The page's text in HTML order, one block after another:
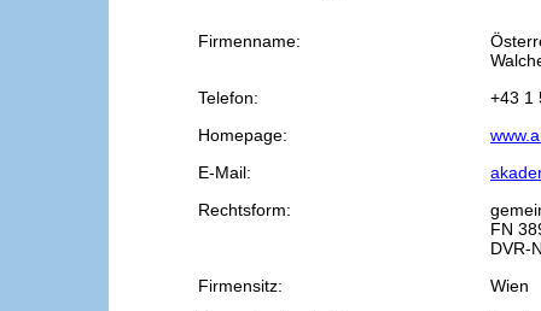
Firmenname:
Telefon:
+43 1
Homepage:
E-Mail:
Rechtsform:
FN
DVR-
Firmensitz:
Wien